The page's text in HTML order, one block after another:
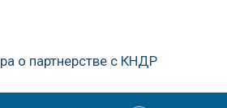
о партнерстве с КНДР